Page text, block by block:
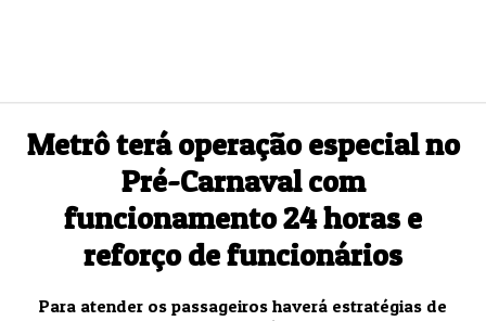
Metrô terá operação especial no
Pré-Carnaval com
funcionamento 24 horas e
reforço de funcionários
Para atender os passageiros haverá estratégias de